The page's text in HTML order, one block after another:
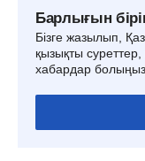
Барлығын
Бізге жазылып,
қызықты
хабардар болыңыз.